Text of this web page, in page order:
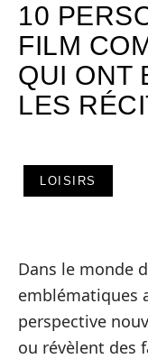
10
FILM
QUI ONT
LES
LOISIRS
Dans le monde
emblématiques
perspective
ou révèlent des